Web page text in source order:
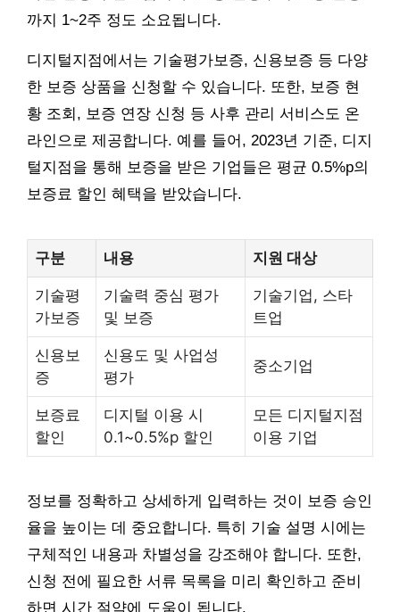
까지 1~2주 정도 소요됩니다.
디지털지점에서는 기술평가보증, 신용보증 등 다양
한 보증 상품을 신청할 수 있습니다. 또한, 보증 현
황 조회, 보증 연장 신청 등 사후 관리 서비스도 온
라인으로 제공합니다. 예를 들어, 2023년 기준, 디지
털지점을 통해 보증을 받은 기업들은 평균 0.5%p의
보증료 할인 혜택을 받았습니다.
구분 내용 지원 대상
기술평
가보증
기술력 중심 평가
및 보증
기술기업, 스타
트업
신용보
증
신용도 및 사업성
평가
중소기업
보증료
할인
디지털 이용 시
0.1~0.5%p 할인
모든 디지털지점
이용 기업
정보를 정확하고 상세하게 입력하는 것이 보증 승인
율을 높이는 데 중요합니다. 특히 기술 설명 시에는
구체적인 내용과 차별성을 강조해야 합니다. 또한,
신청 전에 필요한 서류 목록을 미리 확인하고 준비
하면 시간 절약에 도움이 됩니다.